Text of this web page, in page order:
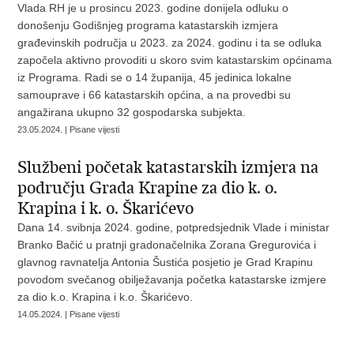
Vlada RH je u prosincu 2023. godine donijela odluku o
donošenju Godišnjeg programa katastarskih izmjera
građevinskih područja u 2023. za 2024. godinu i ta se odluka
započela aktivno provoditi u skoro svim katastarskim općinama
iz Programa. Radi se o 14 županija, 45 jedinica lokalne
samouprave i 66 katastarskih općina, a na provedbi su
angažirana ukupno 32 gospodarska subjekta.
23.05.2024. | Pisane vijesti
Službeni početak katastarskih izmjera na
području Grada Krapine za dio k. o.
Krapina i k. o. Škarićevo
Dana 14. svibnja 2024. godine, potpredsjednik Vlade i ministar
Branko Bačić u pratnji gradonačelnika Zorana Gregurovića i
glavnog ravnatelja Antonia Šustića posjetio je Grad Krapinu
povodom svečanog obilježavanja početka katastarske izmjere
za dio k.o. Krapina i k.o. Škarićevo.
14.05.2024. | Pisane vijesti